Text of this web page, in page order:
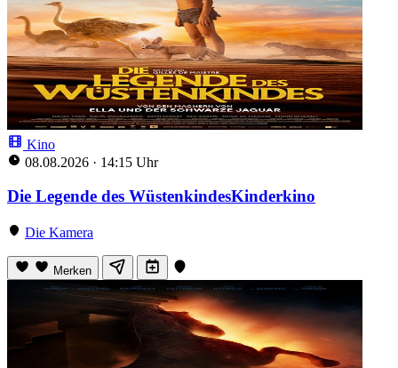
Kino
08.08.2026 · 14:15 Uhr
Die Legende des WüstenkindesKinderkino
Die Kamera
Merken